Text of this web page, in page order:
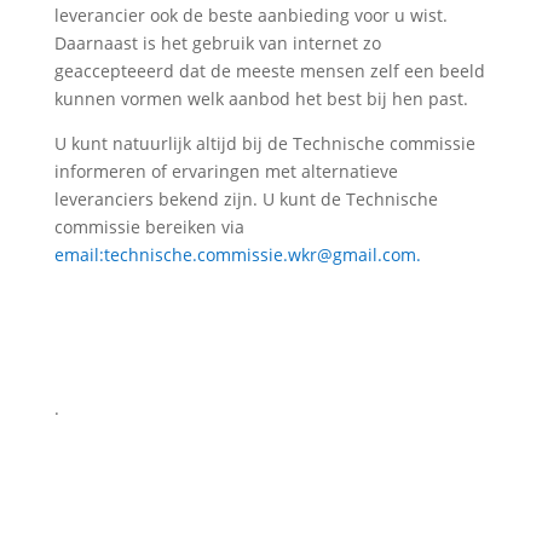
leverancier ook de beste aanbieding voor u wist.
Daarnaast is het gebruik van internet zo
geaccepteeerd dat de meeste mensen zelf een beeld
kunnen vormen welk aanbod het best bij hen past.
U kunt natuurlijk altijd bij de Technische commissie
informeren of ervaringen met alternatieve
leveranciers bekend zijn. U kunt de Technische
commissie bereiken via
email:technische.commissie.wkr@gmail.com.
.